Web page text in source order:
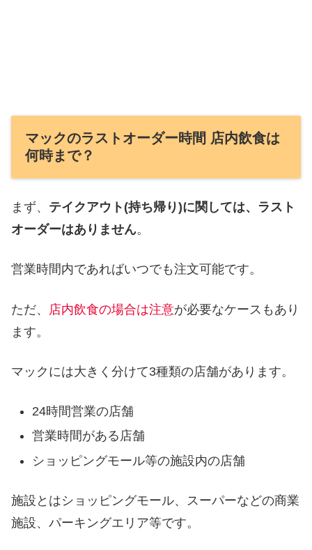
マックのラストオーダー時間 店内飲食は
何時まで？
まず、 テイクアウト(持ち帰り)に関しては、ラスト
オーダーはありません。
営業時間内であればいつでも注文可能です。
ただ、 店内飲食の場合は注意が必要なケースもあり
ます。
マックには大きく分けて3種類の店舗があります。
24時間営業の店舗
営業時間がある店舗
ショッピングモール等の施設内の店舗
施設とはショッピングモール、スーパーなどの商業
施設、パーキングエリア等です。